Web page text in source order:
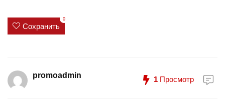
Сохранить
0
promoadmin 1 Просмотр